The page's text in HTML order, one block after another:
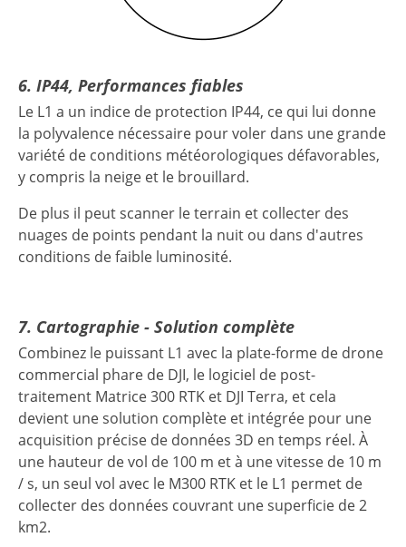
6. IP44, Performances fiables
Le L1 a un indice de protection IP44, ce qui lui donne
la polyvalence nécessaire pour voler dans une grande
variété de conditions météorologiques défavorables,
y compris la neige et le brouillard.
De plus il peut scanner le terrain et collecter des
nuages ​​de points pendant la nuit ou dans d'autres
conditions de faible luminosité.
7. Cartographie - Solution complète
Combinez le puissant L1 avec la plate-forme de drone
commercial phare de DJI, le logiciel de post-
traitement Matrice 300 RTK et DJI Terra, et cela
devient une solution complète et intégrée pour une
acquisition précise de données 3D en temps réel. À
une hauteur de vol de 100 m et à une vitesse de 10 m
/ s, un seul vol avec le M300 RTK et le L1 permet de
collecter des données couvrant une superficie de 2
km2.